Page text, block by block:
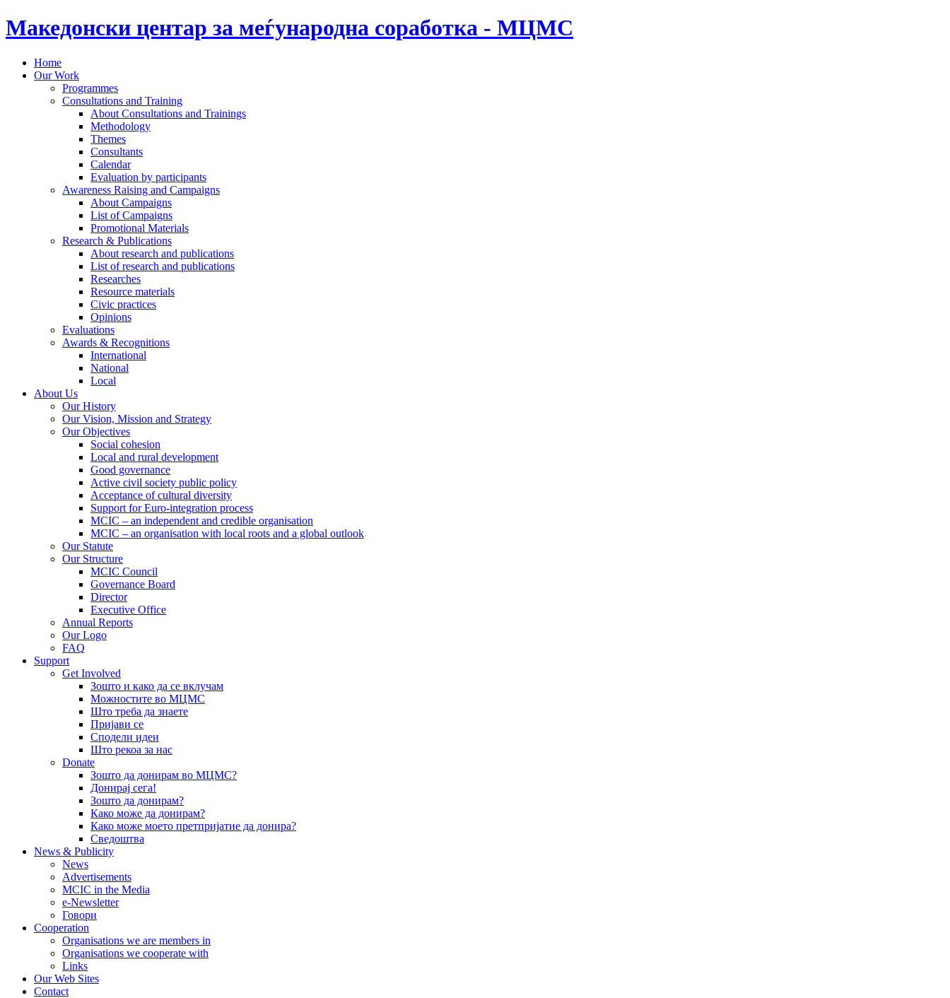
Македонски центар за меѓународна соработка - МЦМС
Home
Our Work
Programmes
Consultations and Training
About Consultations and Trainings
Methodology
Themes
Consultants
Calendar
Evaluation by participants
Awareness Raising and Campaigns
About Campaigns
List of Campaigns
Promotional Materials
Research & Publications
About research and publications
List of research and publications
Researches
Resource materials
Civic practices
Opinions
Evaluations
Awards & Recognitions
International
National
Local
About Us
Our History
Our Vision, Mission and Strategy
Our Objectives
Social cohesion
Local and rural development
Good governance
Active civil society public policy
Acceptance of cultural diversity
Support for Euro-integration process
MCIC – an independent and credible organisation
MCIC – an organisation with local roots and a global outlook
Our Statute
Our Structure
MCIC Council
Governance Board
Director
Executive Office
Annual Reports
Our Logo
FAQ
Support
Get Involved
Зошто и како да се вклучам
Можностите во МЦМС
Што треба да знаете
Пријави се
Сподели идеи
Што рекоа за нас
Donate
Зошто да донирам во МЦМС?
Донирај сега!
Зошто да донирам?
Како може да донирам?
Како може моето претпријатие да донира?
Сведоштва
News & Publicity
News
Advertisements
MCIC in the Media
e-Newsletter
Говори
Cooperation
Organisations we are members in
Organisations we cooperate with
Links
Our Web Sites
Contact